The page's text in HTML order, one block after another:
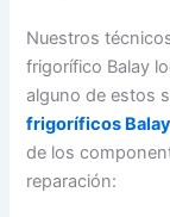
Nuestros
frigorífico Balay
alguno de estos
frigoríficos
de los
reparación: